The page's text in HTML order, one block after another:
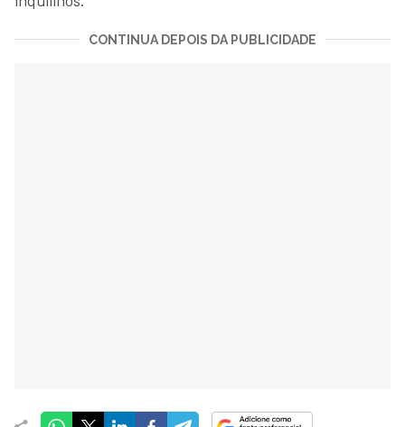
CONTINUA DEPOIS DA PUBLICIDADE